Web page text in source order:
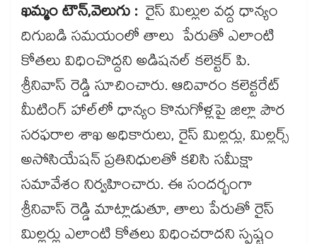
ఖమ్మం టౌన్,వెలుగు : రైస్ మిల్లుల వద్ద ధాన్యం
దిగుబడి సమయంలో తాలు పేరుతో ఎలాంటి
కోతలు విధించొద్దని అడిషనల్ కలెక్టర్ పి.
శ్రీనివాస్ రెడ్డి సూచించారు. ఆదివారం కలెక్టరేట్
మీటింగ్ హాల్‌‌‌‌‌‌‌‌‌‌‌‌‌‌‌‌లో ధాన్యం కొనుగోళ్లపై జిల్లా పౌర
సరఫరాల శాఖ అధికారులు, రైస్ మిల్లర్లు, మిల్లర్స్
అసోసియేషన్ ప్రతినిధులతో కలిసి సమీక్షా
సమావేశం నిర్వహించారు. ఈ సందర్భంగా
శ్రీనివాస్ రెడ్డి మాట్లాడుతూ, తాలు పేరుతో రైస్
మిల్లర్లు ఎలాంటి కోతలు విధించరాదని స్పష్టం